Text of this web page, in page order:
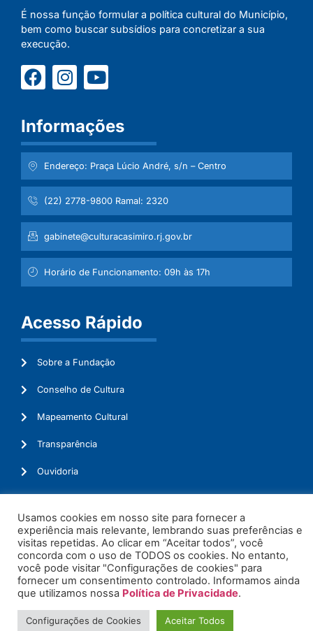
É nossa função formular a política cultural do Município,
bem como buscar subsídios para concretizar a sua
execução.
Informações
Endereço: Praça Lúcio André, s/n – Centro
(22) 2778-9800 Ramal: 2320
gabinete@culturacasimiro.rj.gov.br
Horário de Funcionamento: 09h às 17h
Acesso Rápido
Sobre a Fundação
Conselho de Cultura
Mapeamento Cultural
Transparência
Ouvidoria
© 2026. Todos os Direitos Reservados.
Usamos cookies em nosso site para fornecer a
experiência mais relevante, lembrando suas preferências e
visitas repetidas. Ao clicar em “Aceitar todos”, você
concorda com o uso de TODOS os cookies. No entanto,
você pode visitar "Configurações de cookies" para
fornecer um consentimento controlado. Informamos ainda
que utilizamos nossa Política de Privacidade.
Configurações de Cookies Aceitar Todos